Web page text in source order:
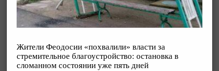
Жители Феодосии «похвалили» власти за
стремительное благоустройство: остановка в
сломанном состоянии уже пять дней